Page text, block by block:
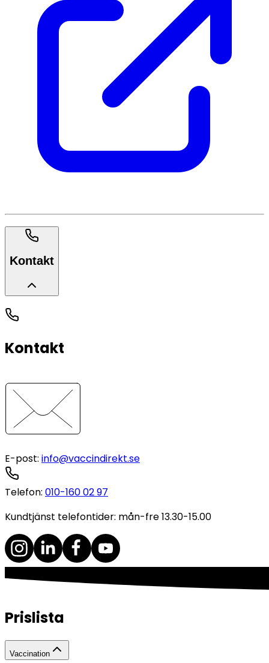
Kontakt
Kontakt
E-post: info@vaccindirekt.se
Telefon: 010-160 02 97
Kundtjänst telefontider: mån-fre 13.30-15.00
Prislista
Vaccination